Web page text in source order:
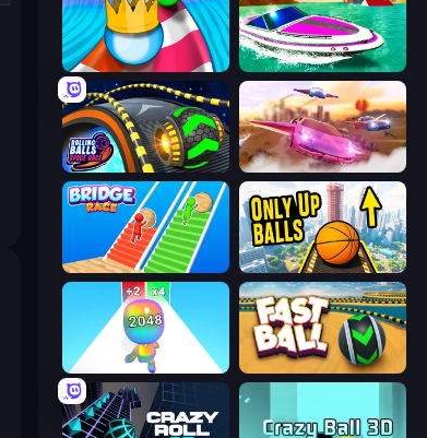
Aquapark Balls Party Jet Boat Racing
Rolling Balls Space Race Ultimate Flying Car
Bridge Race Only Up Balls
Man Runner 2048 Fast Ball Jump